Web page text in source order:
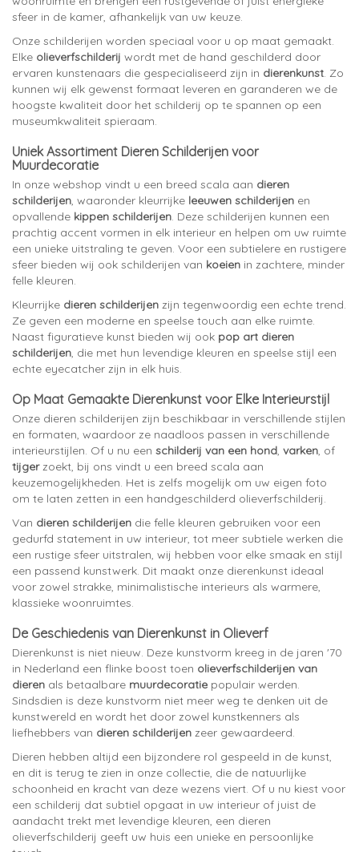
sfeer in de kamer, afhankelijk van uw keuze.
Onze schilderijen worden speciaal voor u op maat gemaakt.
Elke olieverfschilderij wordt met de hand geschilderd door
ervaren kunstenaars die gespecialiseerd zijn in dierenkunst. Zo
kunnen wij elk gewenst formaat leveren en garanderen we de
hoogste kwaliteit door het schilderij op te spannen op een
museumkwaliteit spieraam.
Uniek Assortiment Dieren Schilderijen voor
Muurdecoratie
In onze webshop vindt u een breed scala aan dieren
schilderijen, waaronder kleurrijke leeuwen schilderijen en
opvallende kippen schilderijen. Deze schilderijen kunnen een
prachtig accent vormen in elk interieur en helpen om uw ruimte
een unieke uitstraling te geven. Voor een subtielere en rustigere
sfeer bieden wij ook schilderijen van koeien in zachtere, minder
felle kleuren.
Kleurrijke dieren schilderijen zijn tegenwoordig een echte trend.
Ze geven een moderne en speelse touch aan elke ruimte.
Naast figuratieve kunst bieden wij ook pop art dieren
schilderijen, die met hun levendige kleuren en speelse stijl een
echte eyecatcher zijn in elk huis.
Op Maat Gemaakte Dierenkunst voor Elke Interieurstijl
Onze dieren schilderijen zijn beschikbaar in verschillende stijlen
en formaten, waardoor ze naadloos passen in verschillende
interieurstijlen. Of u nu een schilderij van een hond, varken, of
tijgerzoekt, bij ons vindt u een breed scala aan
keuzemogelijkheden. Het is zelfs mogelijk om uw eigen foto
om te laten zetten in een handgeschilderd olieverfschilderij.
Van dieren schilderijen die felle kleuren gebruiken voor een
gedurfd statement in uw interieur, tot meer subtiele werken die
een rustige sfeer uitstralen, wij hebben voor elke smaak en stijl
een passend kunstwerk. Dit maakt onze dierenkunst ideaal
voor zowel strakke, minimalistische interieurs als warmere,
klassieke woonruimtes.
De Geschiedenis van Dierenkunst in Olieverf
Dierenkunst is niet nieuw. Deze kunstvorm kreeg in de jaren '70
in Nederland een flinke boost toen olieverfschilderijen van
dieren als betaalbare muurdecoratie populair werden.
Sindsdien is deze kunstvorm niet meer weg te denken uit de
kunstwereld en wordt het door zowel kunstkenners als
liefhebbers van dieren schilderijen zeer gewaardeerd.
Dieren hebben altijd een bijzondere rol gespeeld in de kunst,
en dit is terug te zien in onze collectie, die de natuurlijke
schoonheid en kracht van deze wezens viert. Of u nu kiest voor
een schilderij dat subtiel opgaat in uw interieur of juist de
aandacht trekt met levendige kleuren, een dieren
olieverfschilderij geeft uw huis een unieke en persoonlijke